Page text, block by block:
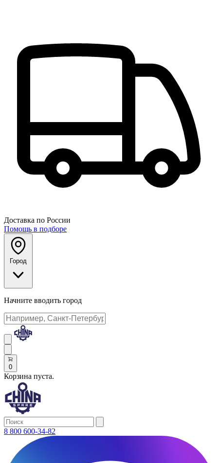
Доставка по России
Помощь в подборе
Город
Начните вводить город
0
Корзина пуста.
8 800 600-34-82